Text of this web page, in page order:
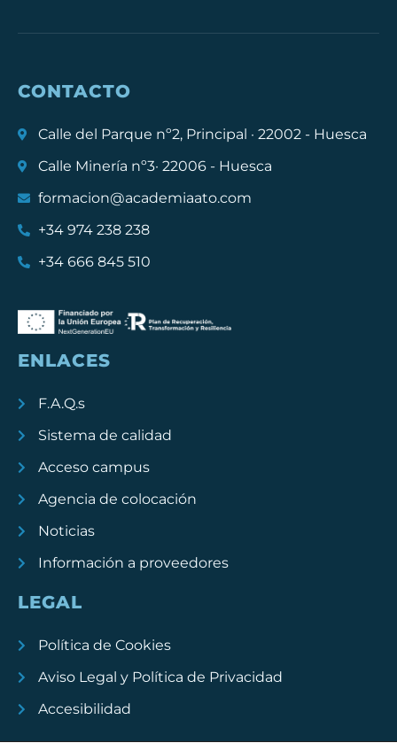
CONTACTO
Calle del Parque nº2, Principal · 22002 - Huesca
Calle Minería nº3· 22006 - Huesca
formacion@academiaato.com
+34 974 238 238
+34 666 845 510
ENLACES
F.A.Q.s
Sistema de calidad
Acceso campus
Agencia de colocación
Noticias
Información a proveedores
LEGAL
Política de Cookies
Aviso Legal y Política de Privacidad
Accesibilidad